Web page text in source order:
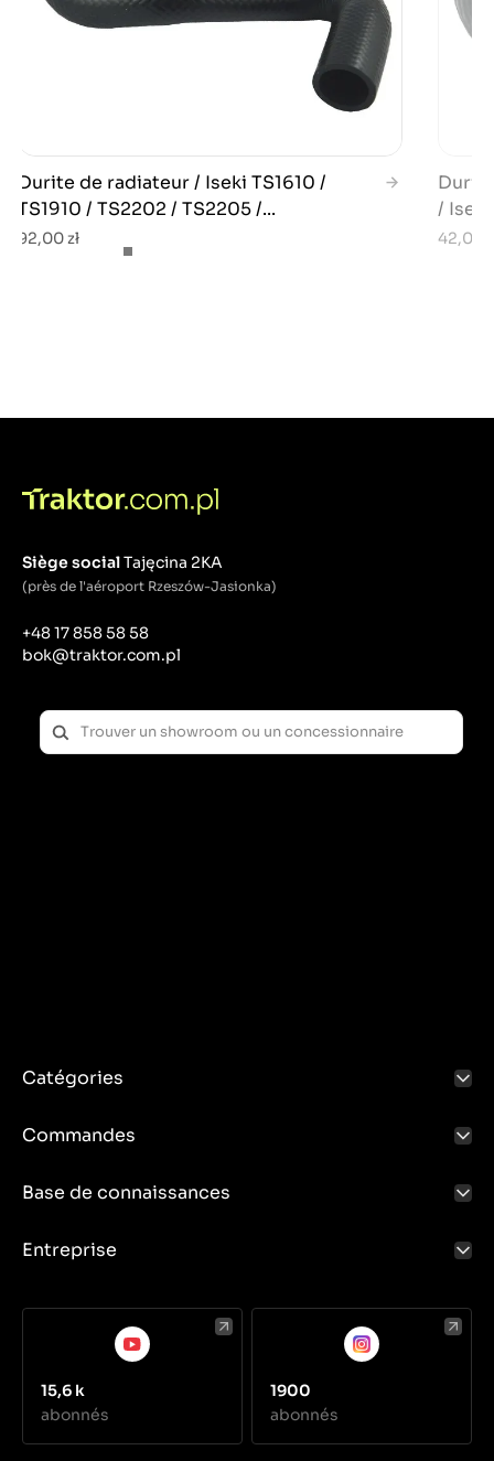
Durite de radiateur / Iseki TS1610 /
TS1910 / TS2202 / TS2205 /...
92,00 zł
/
42,00
Siège socialTajęcina 2KA
(près de l'aéroport Rzeszów-Jasionka)
+48 17 858 58 58
bok@traktor.com.pl
Catégories
Commandes
Base de connaissances
Entreprise
15,6 k
abonnés
1900
abonnés